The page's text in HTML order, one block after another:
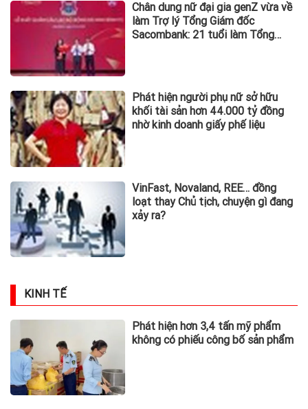
Chân dung nữ đại gia genZ vừa về
làm Trợ lý Tổng Giám đốc
Sacombank: 21 tuổi làm Tổng
Phát hiện người phụ nữ sở hữu
khối tài sản hơn 44.000 tỷ đồng
nhờ kinh doanh giấy phế liệu
VinFast, Novaland, REE… đồng
loạt thay Chủ tịch, chuyện gì đang
xảy ra?
KINH TẾ
Phát hiện hơn 3,4 tấn mỹ phẩm
không có phiếu công bố sản phẩm